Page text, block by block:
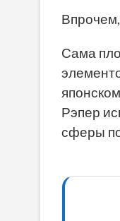
Сама
Рэпер
сферы